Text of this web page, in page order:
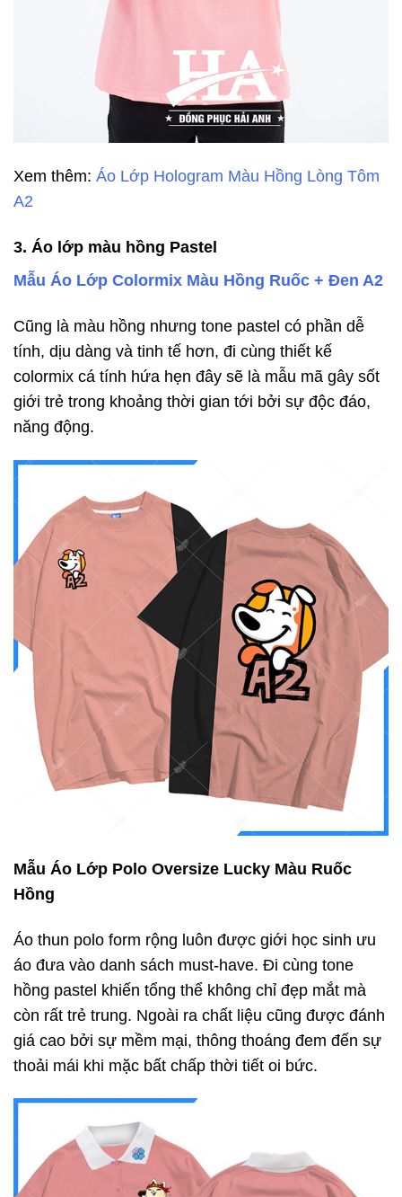
Xem thêm: Áo Lớp Hologram Màu Hồng Lòng Tôm
A2
3. Áo lớp màu hồng Pastel
Mẫu Áo Lớp Colormix Màu Hồng Ruốc + Đen A2
Cũng là màu hồng nhưng tone pastel có phần dễ
tính, dịu dàng và tinh tế hơn, đi cùng thiết kế
colormix cá tính hứa hẹn đây sẽ là mẫu mã gây sốt
giới trẻ trong khoảng thời gian tới bởi sự độc đáo,
năng động.
Mẫu Áo Lớp Polo Oversize Lucky Màu Ruốc
Hồng
Áo thun polo form rộng luôn được giới học sinh ưu
áo đưa vào danh sách must-have. Đi cùng tone
hồng pastel khiến tổng thể không chỉ đẹp mắt mà
còn rất trẻ trung. Ngoài ra chất liệu cũng được đánh
giá cao bởi sự mềm mại, thông thoáng đem đến sự
thoải mái khi mặc bất chấp thời tiết oi bức.